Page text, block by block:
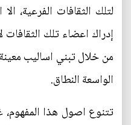
لتلك الثقافات الفرعية،
إدراك اعضاء تلك
من خلال تبني اساليب
الواسعة النطاق.
تتنوع اصول هذا